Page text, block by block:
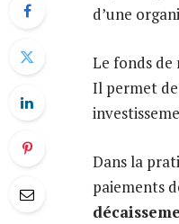
d’une
Le fonds de
Il permet
Dans la
paiements